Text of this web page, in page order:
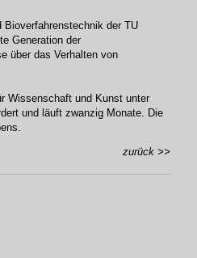
der TU
Generation der
über das Verhalten von
Wissenschaft und Kunst unter
und läuft zwanzig Monate. Die
zurück >>